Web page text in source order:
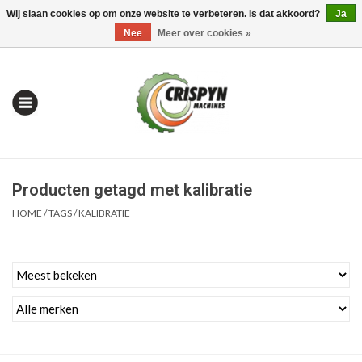
0 Artikelen - €0,00 Mijn account / Registreren
| Alles om te Meten |
Producten getagd met kalibratie
HOME /TAGS/KALIBRATIE
Wij slaan cookies op om onze website te verbeteren. Is dat akkoord?
Ja
Nee
Meer over cookies »